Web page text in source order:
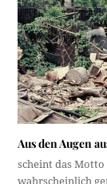
Aus den Augen
scheint das Motto
wahrscheinlich